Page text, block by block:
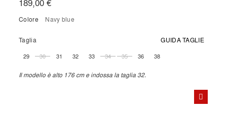
189,00 €
Colore navy blue
Taglia GUIDA TAGLIE
29 30 31 32 33 34 35 36 38
Il modello è alto 176 cm e indossa la taglia 32.